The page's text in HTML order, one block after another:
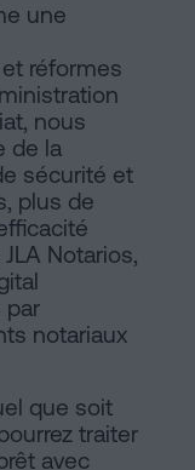
une
réformes
nous
de la
sécurité et
plus de
Notarios,
par
notariaux
que soit
traiter
avec